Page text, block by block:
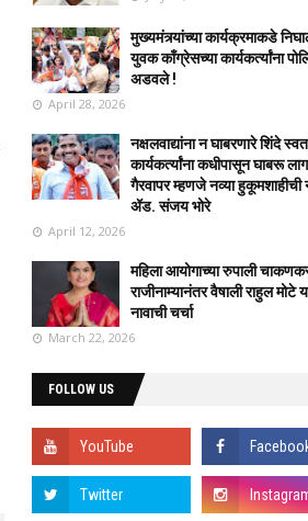
मुख्यमंत्र्यांच्या कार्यक्रमाकडे
युवक काँग्रेसच्या कार्यकर्त्यांना
अडवले !
April 28, 2026
नक्षलवाद्यांना न घाबरणारे शिंदे
कार्यकर्त्यांना कधीपासून घाबरू
गैरवापर म्हणजे नव्या हुकूमशाहीची
ॲड. संजय भोरे
April 12, 2026
महिला आयोगाच्या रुपाली
राजीनाम्यानंतर वैषाली राहुल मोटे
नावाची चर्चा
March 22, 2026
FOLLOW US